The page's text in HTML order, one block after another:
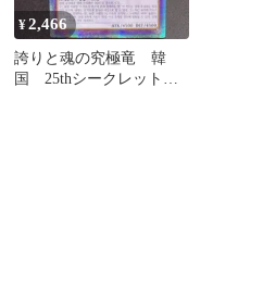
¥2,466
誇りと魂の究極竜 韓
国 25thシークレット